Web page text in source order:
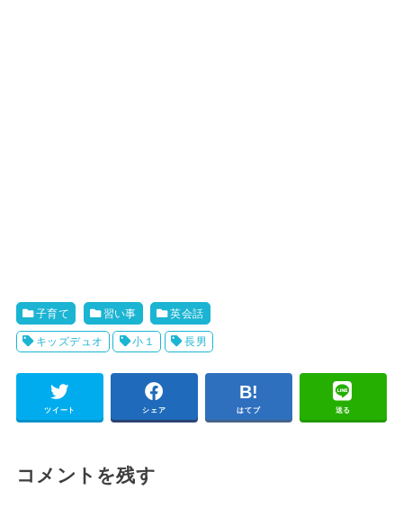
子育て 習い事 英会話
キッズデュオ 小１ 長男
ツイート シェア はてブ 送る
コメントを残す